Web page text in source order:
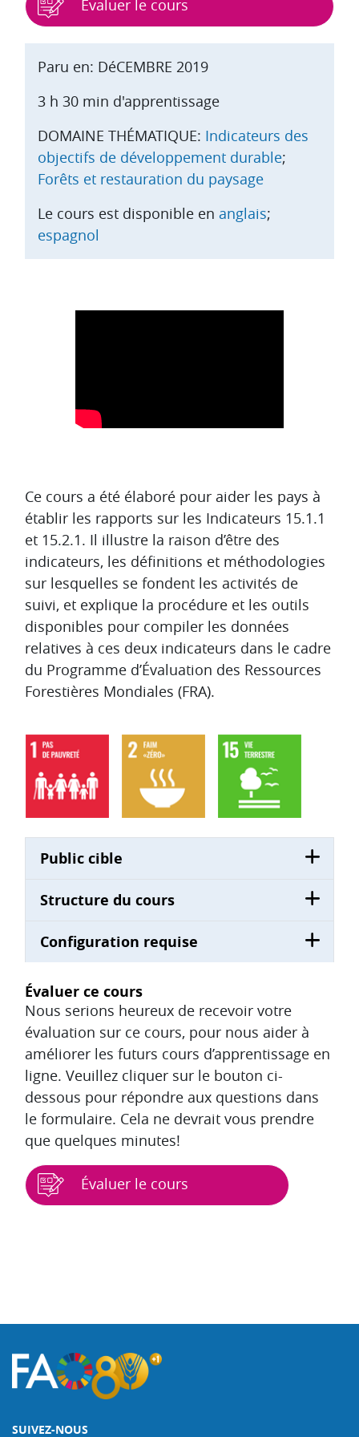
Aperçu des sections
Ce cours a été élaboré pour aider les pays à
établir les rapports sur les Indicateurs 15.1.1
et 15.2.1. Il illustre la raison d’être des
indicateurs, les définitions et méthodologies
sur lesquelles se fondent les activités de
suivi, et explique la procédure et les outils
disponibles pour compiler les données
relatives à ces deux indicateurs dans le cadre
du Programme d’Évaluation des Ressources
Forestières Mondiales (FRA).
Public cible
Structure du cours
Configuration requise
Évaluer ce cours
Nous serions heureux de recevoir votre
évaluation sur ce cours, pour nous aider à
améliorer les futurs cours d’apprentissage en
ligne. Veuillez cliquer sur le bouton ci-
dessous pour répondre aux questions dans
le formulaire. Cela ne devrait vous prendre
que quelques minutes!
Évaluer le cours
Paru en: DéCEMBRE 2019
3 h 30 min d'apprentissage
DOMAINE THÉMATIQUE: Indicateurs des
objectifs de développement durable;
Forêts et restauration du paysage
Le cours est disponible en anglais;
espagnol
Évaluer le cours
SUIVEZ-NOUS